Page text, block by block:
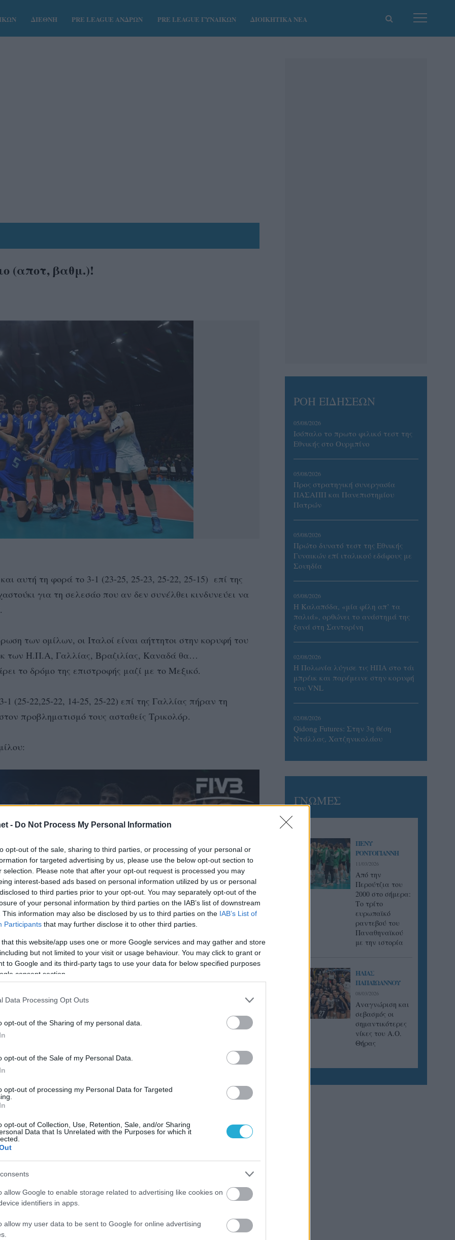
- Do Not Process My Personal Information
opt-out of the sale, sharing to third parties, or processing of your personal or
for targeted advertising by us, please use the below opt-out section to
selection. Please note that after your opt-out request is processed you may
interest-based ads based on personal information utilized by us or personal
to third parties prior to your opt-out. You may separately opt-out of the
of your personal information by third parties on the IAB’s list of downstream
This information may also be disclosed by us to third parties on the IAB’s List of
Participants that may further disclose it to other third parties.
that this website/app uses one or more Google services and may gather and store
but not limited to your visit or usage behaviour. You may click to grant or
to Google and its third-party tags to use your data for below specified purposes
consent section.
Data Processing Opt Outs
opt-out of the Sharing of my personal data.
opt-out of the Sale of my Personal Data.
opt-out of processing my Personal Data for Targeted
opt-out of Collection, Use, Retention, Sale, and/or Sharing
Data that Is Unrelated with the Purposes for which it
allow Google to enable storage related to advertising like cookies on
identifiers in apps.
allow my user data to be sent to Google for online advertising
ΔΙΕΘΝΗ PRE LEAGUE ΑΝΔΡΩΝ PRE LEAGUE ΓΥΝΑΙΚΩΝ ΔΙΟΙΚΗΤΙΚΑ ΝΕΑ
(αποτ, βαθμ.)!
αυτή τη φορά το 3-1 (23-25, 25-23, 25-22, 25-15) επί της
για τη σελεσάο που αν δεν συνέλθει κινδυνεύει να
των ομίλων, οι Ιταλοί είναι αήττητοι στην κορυφή του
των Η.Π.Α, Γαλλίας, Βραζιλίας, Καναδά θα…
το δρόμο της επιστροφής μαζί με το Μεξικό.
(25-22,25-22, 14-25, 25-22) επί της Γαλλίας πήραν τη
προβληματισμό τους ασταθείς Τρικολόρ.
Πολωνία, Ρωσία και Ιράν να βρίσκονται ήδη στην
ΡΟΗ ΕΙΔΗΣΕΩΝ
05/08/2026
Ισόπαλο το πρωτο φιλικό τεστ της
Εθνικής στο Ουρμπίνο
05/08/2026
Προς στρατηγική συνεργασία
ΠΑΣΑΠΠ και Πανεπιστημίου
Πατρών
05/08/2026
Πρώτο δυνατό τεστ της Εθνικής
Γυναικών επί ιταλικού εδάφους με
Σουηδία
05/08/2026
Η Καλαπόδα, «μία φίλη απ’ τα
παλιά», ορθώνει το ανάστημά της
ξανά στη Σαντορίνη
02/08/2026
Η Πολωνία λύγισε τις ΗΠΑ στο τάι
μπρέικ και παρέμεινε στην κορυφή
του VNL
02/08/2026
Qidong Futures: Στην 3η θέση
Ντάλλας, Χατζηνικολάου
ΓΝΩΜΕΣ
ΠΕΝΥ
ΡΟΝΤΟΓΙΑΝΝΗ
11/03/2026
Από την
Περούτζια του
2000 στο σήμερα:
Tο τρίτο
ευρωπαϊκό
ραντεβού του
Παναθηναϊκού
με την ιστορία
ΗΛΙΑΣ
ΠΑΠΑΪΩΑΝΝΟΥ
08/03/2026
Αναγνώριση και
σεβασμός οι
σημαντικότερες
νίκες του Α.Ο.
Θήρας